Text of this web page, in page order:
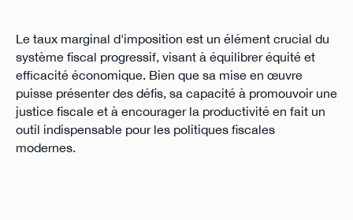
Le taux marginal d'imposition est un élément crucial du
système fiscal progressif, visant à équilibrer équité et
efficacité économique. Bien que sa mise en œuvre
puisse présenter des défis, sa capacité à promouvoir une
justice fiscale et à encourager la productivité en fait un
outil indispensable pour les politiques fiscales
modernes.